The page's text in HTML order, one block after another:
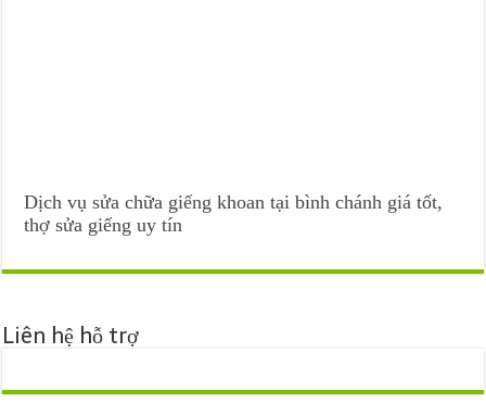
Dịch vụ sửa chữa giếng khoan tại bình chánh giá tốt,
thợ sửa giếng uy tín
Liên hệ hỗ trợ